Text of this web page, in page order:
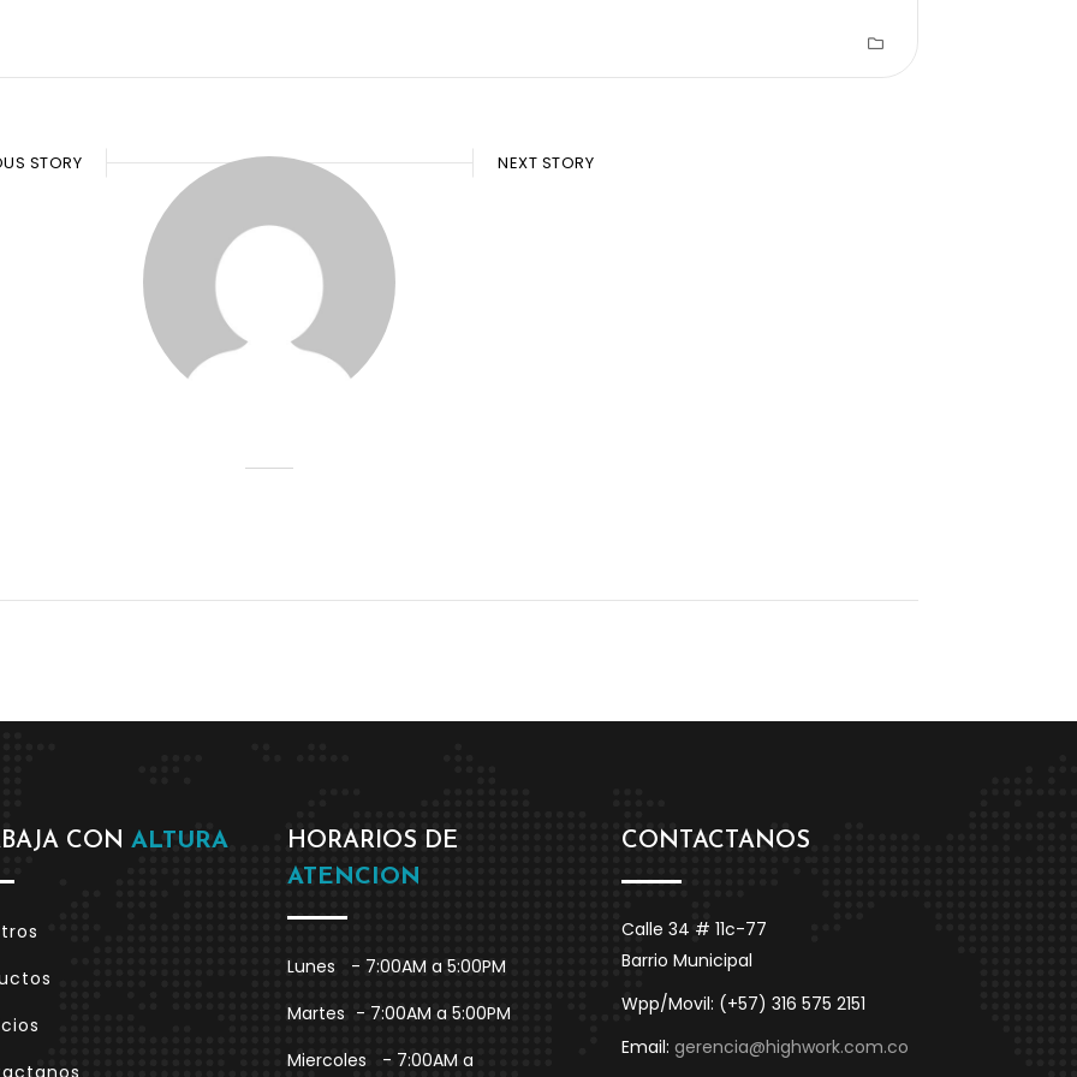
STORY NEXT STORY
CON ALTURA
HORARIOS DE
ATENCION
Lunes
- 7:00AM a 5:00PM
Martes - 7:00AM a 5:00PM
Miercoles
- 7:00AM a
CONTACTANOS
Calle 34 # 11c-77
Barrio Municipal
Wpp/Movil: (+57) 316 575 2151
Email: gerencia@highwork.com.co